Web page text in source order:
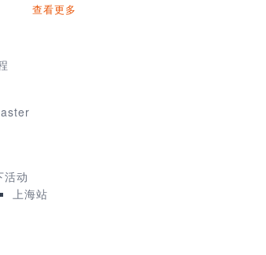
查看更多
活动
上海站